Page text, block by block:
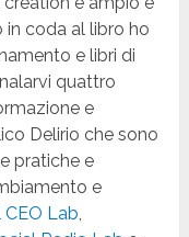
in coda al libro ho
e libri di
quattro
e
Delirio che sono
pratiche e
e
CEO Lab,